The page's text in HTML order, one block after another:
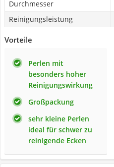
Durchmesser
Reinigungsleistung
Vorteile
Perlen mit
besonders hoher
Reinigungswirkung
Großpackung
sehr kleine Perlen
ideal für schwer zu
reinigende Ecken